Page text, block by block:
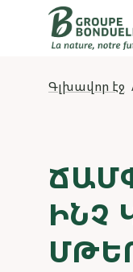
Գլխավոր էջ
ԻՆՉ